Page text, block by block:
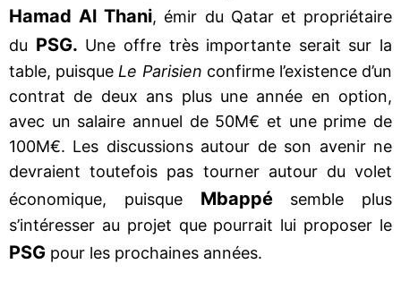
Hamad Al Thani, émir du Qatar et propriétaire
du PSG. Une offre très importante serait sur la
table, puisque Le Parisien confirme l’existence d’un
contrat de deux ans plus une année en option,
avec un salaire annuel de 50M€ et une prime de
100M€. Les discussions autour de son avenir ne
devraient toutefois pas tourner autour du volet
économique, puisque Mbappésemble plus
s’intéresser au projet que pourrait lui proposer le
PSG pour les prochaines années.